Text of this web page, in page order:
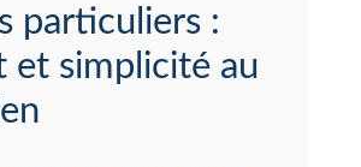
particuliers :
et simplicité au